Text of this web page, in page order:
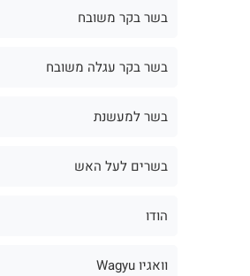
בשר בקר משובח
בשר בקר עגלה משובח
בשר למעשנת
בשרים לעל האש
הודו
וואגיו Wagyu